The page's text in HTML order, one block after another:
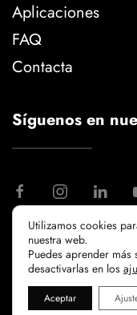
Aplicaciones
FAQ
Contacta
Síguenos en
aviso legal
politicia de cookies
Utilizamos cookies
nuestra web.
Puedes aprender
desactivarlas en los
Aceptar